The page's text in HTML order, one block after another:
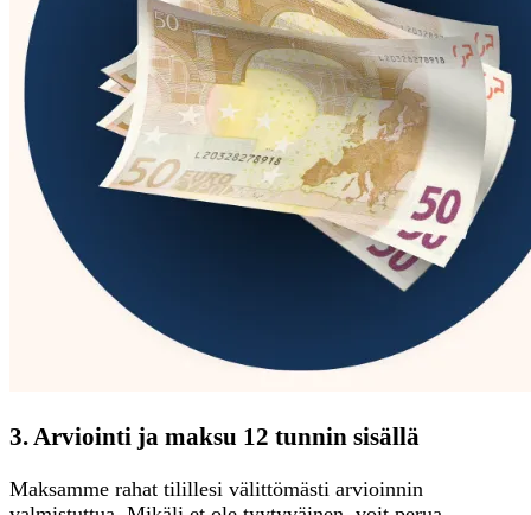
3. Arviointi ja maksu 12 tunnin sisällä
Maksamme rahat tilillesi välittömästi arvioinnin